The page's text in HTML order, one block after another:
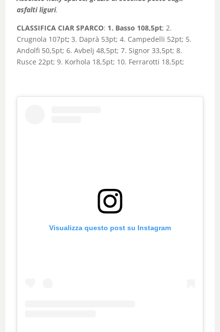
asfalti liguri.
CLASSIFICA CIAR SPARCO: 1. Basso 108,5pt; 2.
Crugnola 107pt; 3. Daprà 53pt; 4. Campedelli 52pt; 5.
Andolfi 50,5pt; 6. Avbelj 48,5pt; 7. Signor 33,5pt; 8.
Rusce 22pt; 9. Korhola 18,5pt; 10. Ferrarotti 18,5pt;
Visualizza questo post su Instagram